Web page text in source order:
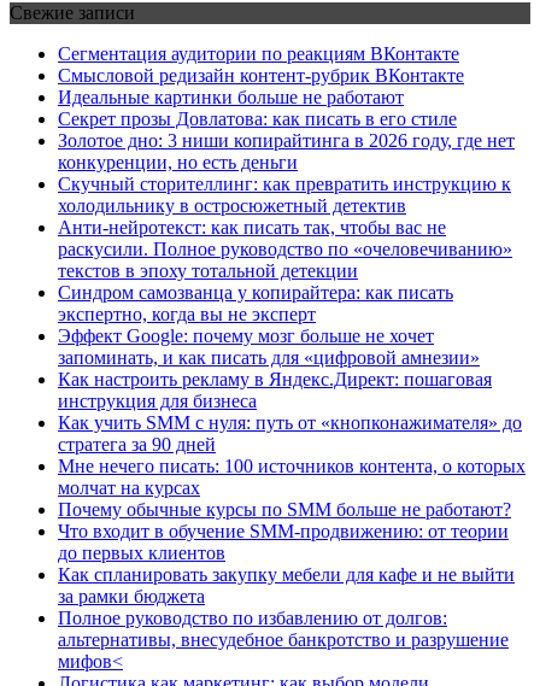
Свежие записи
Сегментация аудитории по реакциям ВКонтакте
Смысловой редизайн контент-рубрик ВКонтакте
Идеальные картинки больше не работают
Секрет прозы Довлатова: как писать в его стиле
Золотое дно: 3 ниши копирайтинга в 2026 году, где нет
конкуренции, но есть деньги
Скучный сторителлинг: как превратить инструкцию к
холодильнику в остросюжетный детектив
Анти-нейротекст: как писать так, чтобы вас не
раскусили. Полное руководство по «очеловечиванию»
текстов в эпоху тотальной детекции
Синдром самозванца у копирайтера: как писать
экспертно, когда вы не эксперт
Эффект Google: почему мозг больше не хочет
запоминать, и как писать для «цифровой амнезии»
Как настроить рекламу в Яндекс.Директ: пошаговая
инструкция для бизнеса
Как учить SMM с нуля: путь от «кнопконажимателя» до
стратега за 90 дней
Мне нечего писать: 100 источников контента, о которых
молчат на курсах
Почему обычные курсы по SMM больше не работают?
Что входит в обучение SMM-продвижению: от теории
до первых клиентов
Как спланировать закупку мебели для кафе и не выйти
за рамки бюджета
Полное руководство по избавлению от долгов:
альтернативы, внесудебное банкротство и разрушение
мифов<